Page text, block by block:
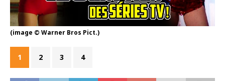
(image © Warner Bros Pict.)
1 2 3 4